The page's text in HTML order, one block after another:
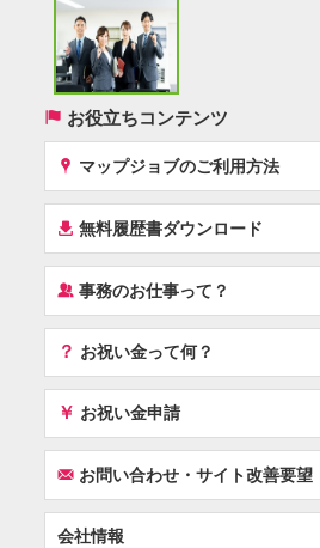
( お役立ちコンテンツ
x マップジョブのご利用方法
í 無料履歴書ダウンロード
‰事務のお仕事って？
？ お祝い金って何？
￥ お祝い金申請
Fお問い合わせ・サイト改善要望
会社情報